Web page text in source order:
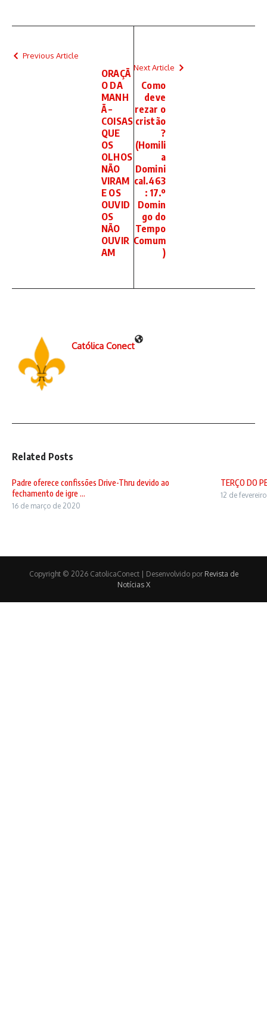
Previous Article
ORAÇÃ
O DA
MANH
Ã –
COISAS
QUE
OS
OLHOS
NÃO
VIRAM
E OS
OUVID
OS
NÃO
OUVIR
AM
Next Article
Como
deve
rezar o
cristão
?
(Homili
a
Domini
cal.463
: 17.º
Domin
go do
Tempo
Comum
)
Católica Conect
Related Posts
Padre oferece confissões Drive-Thru devido ao
fechamento de igre ...
16 de março de 2020
TERÇO DO
12 de
Copyright © 2026 CatolicaConect | Desenvolvido por Revista de
Notícias X